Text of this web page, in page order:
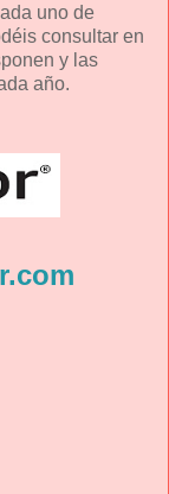
uno de
consultar en
y las
año.